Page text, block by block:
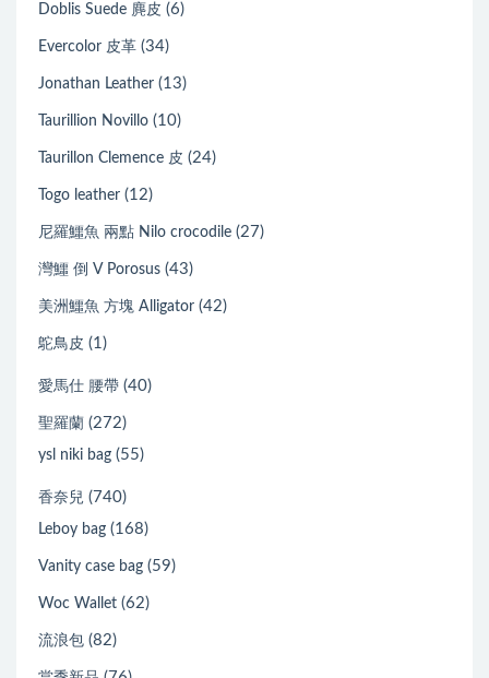
Doblis Suede 麂皮 (6)
Evercolor 皮革 (34)
Jonathan Leather (13)
Taurillion Novillo (10)
Taurillon Clemence 皮 (24)
Togo leather (12)
尼羅鱷魚 兩點 Nilo crocodile (27)
灣鱷 倒 V Porosus (43)
美洲鱷魚 方塊 Alligator (42)
鴕鳥皮 (1)
愛馬仕 腰帶 (40)
聖羅蘭 (272)
ysl niki bag (55)
香奈兒 (740)
Leboy bag (168)
Vanity case bag (59)
Woc Wallet (62)
流浪包 (82)